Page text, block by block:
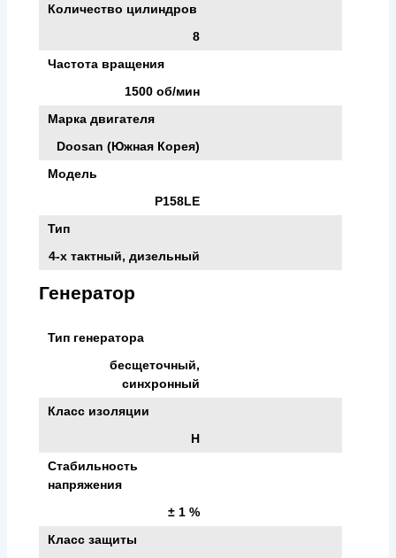
Количество цилиндров
8
Частота вращения
1500 об/мин
Марка двигателя
Doosan (Южная Корея)
Модель
P158LE
Тип
4-х тактный, дизельный
Генератор
Тип генератора
бесщеточный,
синхронный
Класс изоляции
H
Стабильность
напряжения
± 1 %
Класс защиты